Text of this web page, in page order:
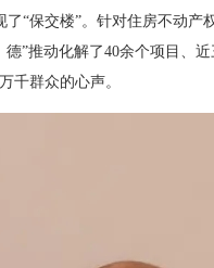
“保交楼”。针对住房不动
”推动化解了40余个项目、
千群众的心声。